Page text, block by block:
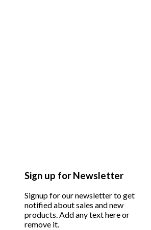
Sign up for Newsletter
Signup for our newsletter to get
notified about sales and new
products. Add any text here or
remove it.